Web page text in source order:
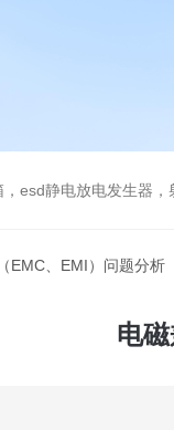
esd静电放电发生器
EMC、EMI）问题分析
电